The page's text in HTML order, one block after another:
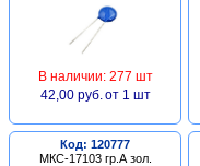
В наличии: 277 шт
42,00 руб. от 1 шт
Код: 120777
МКС-17103 гр.А зол.